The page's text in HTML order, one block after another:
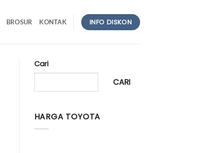
BROSUR KONTAK INFO DISKON
Cari
CARI
HARGA TOYOTA